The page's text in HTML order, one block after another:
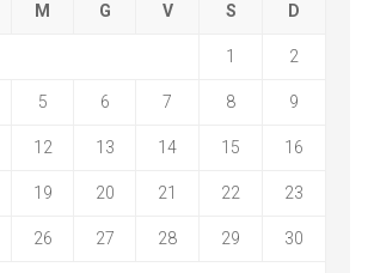
M G V S D
1 2
5 6 7 8 9
12 13 14 15 16
19 20 21 22 23
26 27 28 29 30